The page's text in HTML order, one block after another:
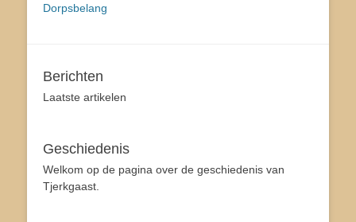
Dorpsbelang
Berichten
Laatste artikelen
Geschiedenis
Welkom op de pagina over de geschiedenis van
Tjerkgaast.